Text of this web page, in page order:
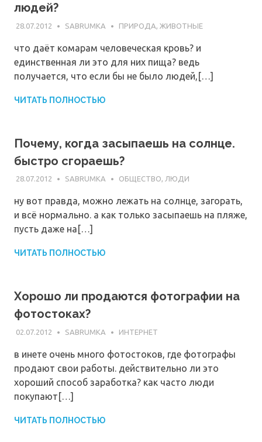
людей?
28.07.2012 SABRUMKA ПРИРОДА, ЖИВОТНЫЕ
что даёт комарам человеческая кровь? и
единственная ли это для них пища? ведь
получается, что если бы не было людей,[…]
ЧИТАТЬ ПОЛНОСТЬЮ
Почему, когда засыпаешь на солнце.
быстро сгораешь?
28.07.2012 SABRUMKA ОБЩЕСТВО, ЛЮДИ
ну вот правда, можно лежать на солнце, загорать,
и всё нормально. а как только засыпаешь на пляже,
пусть даже на[…]
ЧИТАТЬ ПОЛНОСТЬЮ
Хорошо ли продаются фотографии на
фотостоках?
02.07.2012 SABRUMKA ИНТЕРНЕТ
в инете очень много фотостоков, где фотографы
продают свои работы. действительно ли это
хороший способ заработка? как часто люди
покупают[…]
ЧИТАТЬ ПОЛНОСТЬЮ